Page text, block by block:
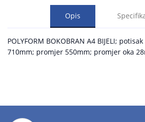
Opis
POLYFORM BOKOBRAN A4 BIJELI;
710mm; promjer 550mm; promjer oka